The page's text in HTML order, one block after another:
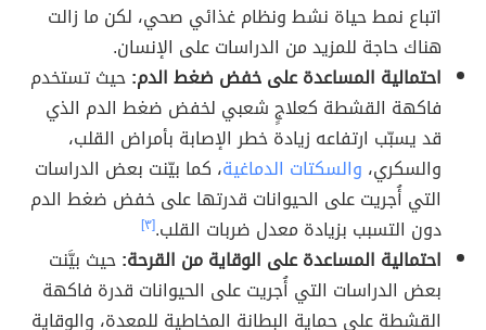
اتباع نمط حياة نشط ونظام غذائي صحي، لكن ما زالت
هناك حاجة للمزيد من الدراسات على الإنسان.
احتمالية المساعدة على خفض ضغط الدم:حيث تستخدم
فاكهة القشطة كعلاجٍ شعبي لخفض ضغط الدم الذي
قد يسبّب ارتفاعه زيادة خطر الإصابة بأمراض القلب،
والسكري، والسكتات الدماغية، كما بيّنت بعض الدراسات
التي أُجريت على الحيوانات قدرتها على خفض ضغط الدم
دون التسبب بزيادة معدل ضربات القلب.[٣]
احتمالية المساعدة على الوقاية من القرحة:حيث بيَّنت
بعض الدراسات التي أُجريت على الحيوانات قدرة فاكهة
القشطة على حماية البطانة المخاطية للمعدة، والوقاية